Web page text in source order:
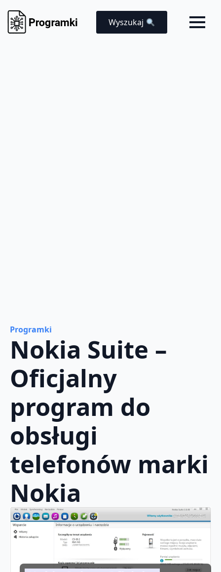
Wyszukaj
Programki
Nokia Suite –
Oficjalny
program do
obsługi
telefonów marki
Nokia